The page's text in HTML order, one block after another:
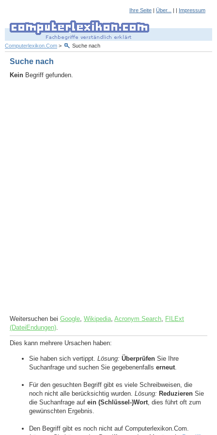
Ihre Seite | Über... | | Impressum
Computerlexikon.Com > Suche nach
Suche nach
Kein Begriff gefunden.
Weitersuchen bei Google, Wikipedia, Acronym Search, FILExt
(DateiEndungen).
Dies kann mehrere Ursachen haben:
Sie haben sich vertippt. Lösung: Überprüfen Sie Ihre
Suchanfrage und suchen Sie gegebenenfalls erneut
Für den gesuchten Begriff gibt es viele Schreibweisen, die
noch nicht alle berücksichtig wurden. Lösung: Reduzieren Sie
die Suchanfrage auf ein (Schlüssel-)Wort , dies führt oft zum
gewünschten Ergebnis.
Den Begriff gibt es noch nicht auf Computerlexikon.Com.